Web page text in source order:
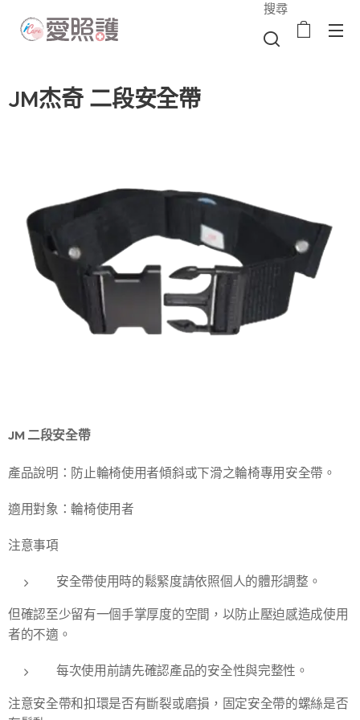
搜尋
JM杰奇 二段安全帶
JM 二段安全帶
產品說明：防止輪椅使用者傾斜或下滑之輪椅專用安全帶。
適用對象：輪椅使用者
注意事項
安全帶使用時的鬆緊度請依照個人的體形調整。
但確認至少留有一個手掌厚度的空間，以防止壓迫感造成使用
者的不適。
每次使用前請先確認產品的安全性與完整性。
注意安全帶和扣環是否有斷裂或磨損，固定安全帶的螺絲是否